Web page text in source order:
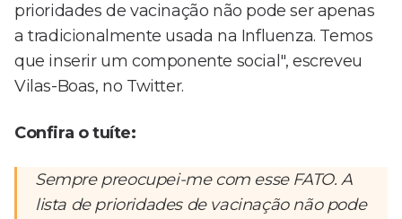
prioridades de vacinação não pode ser apenas
a tradicionalmente usada na Influenza. Temos
que inserir um componente social", escreveu
Vilas-Boas, no Twitter.
Confira o tuíte:
Sempre preocupei-me com esse FATO. A
lista de prioridades de vacinação não pode